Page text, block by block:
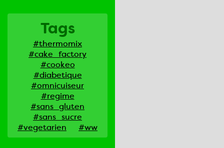
Tags
#thermomix
#cake_factory
#cookeo
#diabetique
#omnicuiseur
#regime
#sans_gluten
#sans_sucre
#vegetarien
#ww